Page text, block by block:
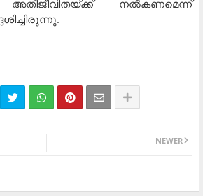
അതിജീവിതയ്ക്ക് നല്‍കണമെന്ന്
NEWER